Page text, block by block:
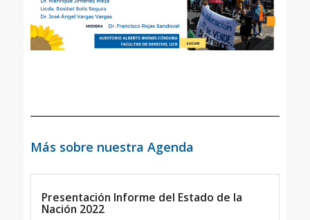
Más sobre nuestra Agenda
Presentación Informe del Estado de la
Nación 2022